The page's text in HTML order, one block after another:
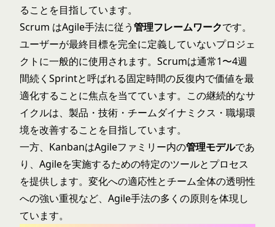
ることを目指しています。
Scrum はAgile手法に従う管理フレームワークです。
ユーザーが最終目標を完全に定義していないプロジェ
クトに一般的に使用されます。Scrumは通常1〜4週
間続くSprintと呼ばれる固定時間の反復内で価値を最
適化することに焦点を当てています。この継続的なサ
イクルは、製品・技術・チームダイナミクス・職場環
境を改善することを目指しています。
一方、KanbanはAgileファミリー内の管理モデルであ
り、Agileを実施するための特定のツールとプロセス
を提供します。変化への適応性とチーム全体の透明性
への強い重視など、Agile手法の多くの原則を体現し
ています。